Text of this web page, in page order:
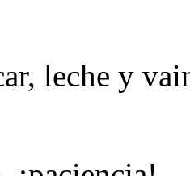
leche y